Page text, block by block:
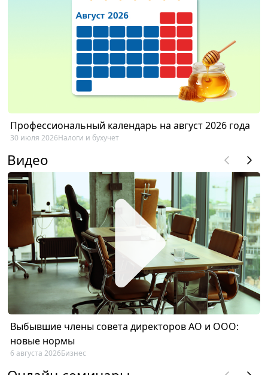
Профессиональный календарь на август 2026 года
30 июля 2026Налоги и бухучет
Видео
Выбывшие члены совета директоров АО и ООО:
новые нормы
6 августа 2026Бизнес